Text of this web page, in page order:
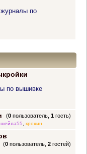
журналы по
по вышивке
(0 пользователь,1 гость)
шейла55, крохин
(0 пользователь,2 гостей)